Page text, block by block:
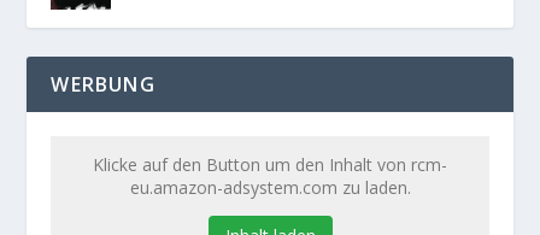
WERBUNG
Klicke auf den Button um den Inhalt von rcm-
eu.amazon-adsystem.com zu laden.